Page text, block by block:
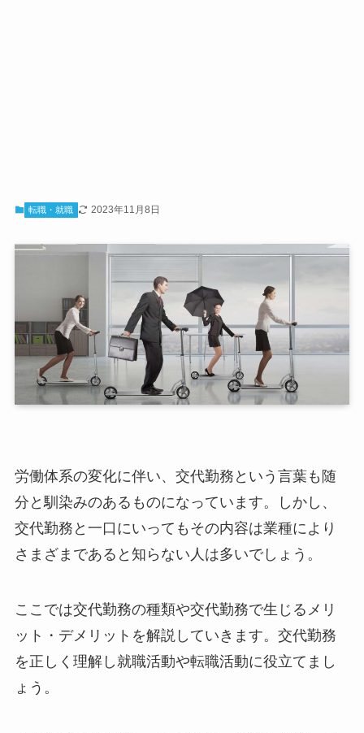
転職・就職 2023年11月8日
労働体系の変化に伴い、交代勤務という言葉も随
分と馴染みのあるものになっています。しかし、
交代勤務と一口にいってもその内容は業種により
さまざまであると知らない人は多いでしょう。
ここでは交代勤務の種類や交代勤務で生じるメリ
ット・デメリットを解説していきます。交代勤務
を正しく理解し就職活動や転職活動に役立てまし
ょう。